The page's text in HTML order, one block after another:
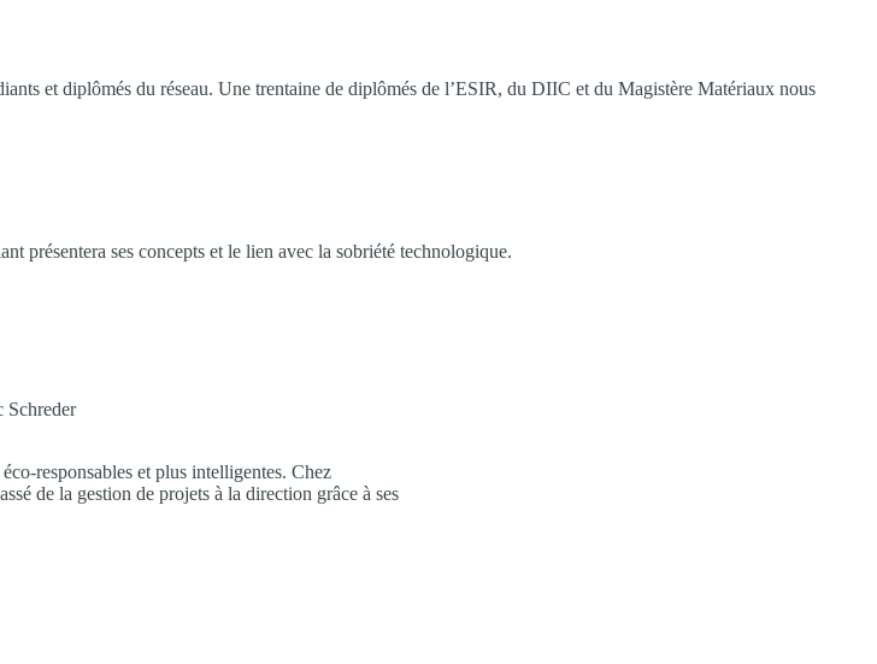
et diplômés du réseau. Une trentaine de diplômés de l’ESIR, du DIIC et du Magistère Matériaux nous
présentera ses concepts et le lien avec la sobriété technologique.
Schreder
responsables et plus intelligentes. Chez
de la gestion de projets à la direction grâce à ses